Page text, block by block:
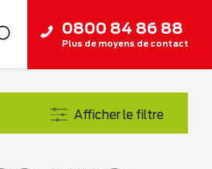
0800 84 86 88
Plus de moyens de contact
Afficher le filtre